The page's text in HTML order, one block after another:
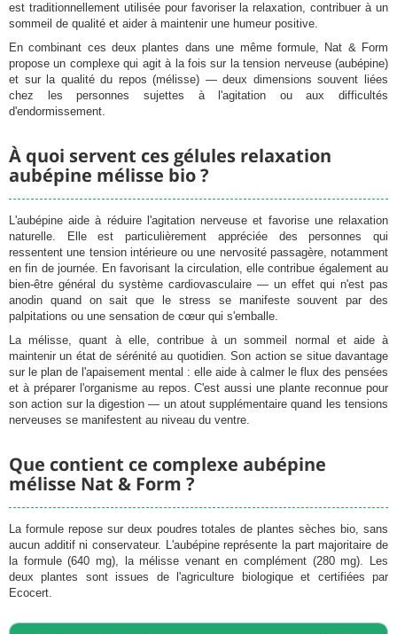
est traditionnellement utilisée pour favoriser la relaxation, contribuer à un
sommeil de qualité et aider à maintenir une humeur positive.
En combinant ces deux plantes dans une même formule, Nat & Form
propose un complexe qui agit à la fois sur la tension nerveuse (aubépine)
et sur la qualité du repos (mélisse) — deux dimensions souvent liées
chez les personnes sujettes à l'agitation ou aux difficultés
d'endormissement.
À quoi servent ces gélules relaxation
aubépine mélisse bio ?
L'aubépine aide à réduire l'agitation nerveuse et favorise une relaxation
naturelle. Elle est particulièrement appréciée des personnes qui
ressentent une tension intérieure ou une nervosité passagère, notamment
en fin de journée. En favorisant la circulation, elle contribue également au
bien-être général du système cardiovasculaire — un effet qui n'est pas
anodin quand on sait que le stress se manifeste souvent par des
palpitations ou une sensation de cœur qui s'emballe.
La mélisse, quant à elle, contribue à un sommeil normal et aide à
maintenir un état de sérénité au quotidien. Son action se situe davantage
sur le plan de l'apaisement mental : elle aide à calmer le flux des pensées
et à préparer l'organisme au repos. C'est aussi une plante reconnue pour
son action sur la digestion — un atout supplémentaire quand les tensions
nerveuses se manifestent au niveau du ventre.
Que contient ce complexe aubépine
mélisse Nat & Form ?
La formule repose sur deux poudres totales de plantes sèches bio, sans
aucun additif ni conservateur. L'aubépine représente la part majoritaire de
la formule (640 mg), la mélisse venant en complément (280 mg). Les
deux plantes sont issues de l'agriculture biologique et certifiées par
Ecocert.